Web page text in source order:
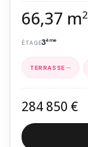
66,37 m2
3ème
—
284 850 €